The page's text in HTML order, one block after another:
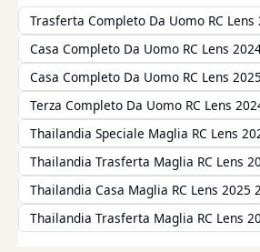
Trasferta Completo Da Uomo RC Lens
Casa Completo Da Uomo RC Lens
Casa Completo Da Uomo RC Lens
Terza Completo Da Uomo RC Lens
Thailandia Speciale Maglia RC Lens
Thailandia Trasferta Maglia RC Lens
Thailandia Casa Maglia RC Lens 2025
Thailandia Trasferta Maglia RC Lens